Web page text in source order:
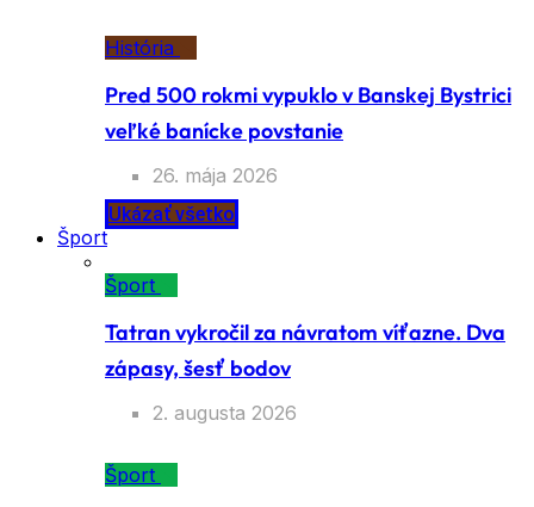
História
Pred 500 rokmi vypuklo v Banskej Bystrici
veľké banícke povstanie
26. mája 2026
Ukázať všetko
Šport
Šport
Tatran vykročil za návratom víťazne. Dva
zápasy, šesť bodov
2. augusta 2026
Šport